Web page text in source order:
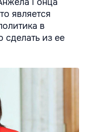
является
в
из ее